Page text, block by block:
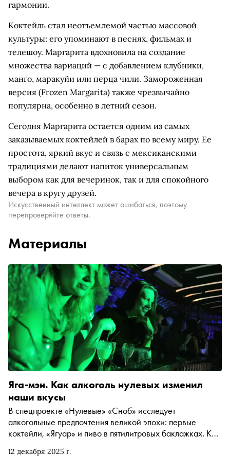
гармонии.
Коктейль стал неотъемлемой частью массовой
культуры: его упоминают в песнях, фильмах и
телешоу. Маргарита вдохновила на создание
множества вариаций — с добавлением клубники,
манго, маракуйи или перца чили. Замороженная
версия (Frozen Margarita) также чрезвычайно
популярна, особенно в летний сезон.
Сегодня Маргарита остается одним из самых
заказываемых коктейлей в барах по всему миру. Ее
простота, яркий вкус и связь с мексиканскими
традициями делают напиток универсальным
выбором как для вечеринок, так и для спокойного
вечера в кругу друзей.
Искусственный интеллект может ошибаться, поэтому
перепроверяйте ответы.
Материалы
12 декабря 2025 г.
Яга-мэн. Как алкоголь нулевых изменил
наши вкусы
В спецпроекте «Нулевые» «Сноб» исследует
алкогольные предпочтения великой эпохи: первые
коктейли, «Ягуар» и пиво в пятилитровых баклажках. Как
(как видно, навсегда)